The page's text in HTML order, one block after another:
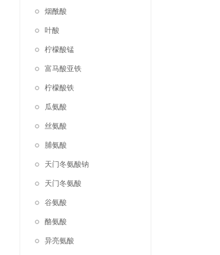
烟酰酸
叶酸
柠檬酸锰
富马酸亚铁
柠檬酸铁
瓜氨酸
丝氨酸
脯氨酸
天门冬氨酸钠
天门冬氨酸
谷氨酸
酪氨酸
异亮氨酸